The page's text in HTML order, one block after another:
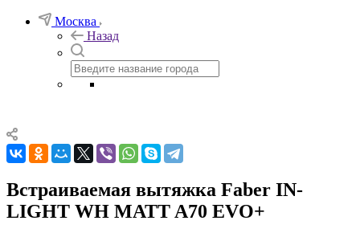
Москва
Назад
Встраиваемая вытяжка Faber IN-
LIGHT WH MATT A70 EVO+